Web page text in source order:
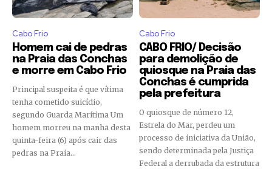
Cabo Frio
Homem cai de pedras
na Praia das Conchas
e morre em Cabo Frio
Principal suspeita é que vítima
tenha cometido suicídio,
segundo Guarda Marítima Um
homem morreu na manhã desta
quinta-feira (6) após cair das
pedras na Praia...
Cabo Frio
CABO FRIO/ Decisão
para demolição de
quiosque na Praia das
Conchas é cumprida
pela prefeitura
O quiosque de número 12,
Estrela do Mar, perdeu um
processo de iniciativa da União,
sendo determinada pela Justiça
Federal a derrubada da estrutura